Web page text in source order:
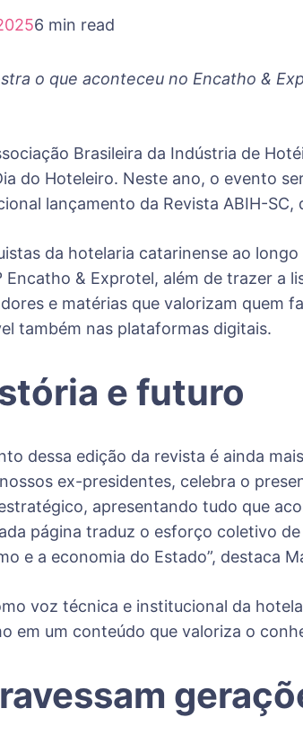
6 min read
o que aconteceu no Encatho &
Brasileira da Indústria de
do Hoteleiro. Neste ano, o evento
lançamento da Revista ABIH-SC,
da hotelaria catarinense ao
& Exprotel, além de trazer a
e matérias que valorizam quem
também nas plataformas digitais.
e futuro
dessa edição da revista é ainda
ex-presidentes, celebra o
apresentando tudo que
página traduz o esforço coletivo
e a economia do Estado”, destaca
voz técnica e institucional da
em um conteúdo que valoriza o